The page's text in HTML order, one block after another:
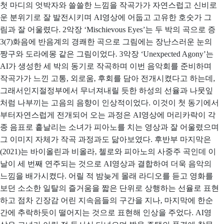
첫 마디의 엇박자와 쓸쓸한 느낌을 작곡가가 자연스럽고 신비로
운 분위기로 잘 발전시키며 AI영상에 어둡고 고유한 호숫가 그
림과 잘 어울렸다. 2악장 ‘Mischievous Eyes’는 두 박의 곡으로 증
3(7)화음에 반음계의 경쾌한 곡으로 그림에는 장난스러운 눈의
짱구와 도라에몽 같은 그림이었다. 3악장 ‘Unexpected Agony’는
AI가 생성한 세 박의 동기로 작곡하며 이번 음악회를 준비하며
작곡가가 느낀 고통, 외로움, 후회를 담아 전개시켰다고 하는데,
그래서인지절정부에서 무너져내릴 듯한 하성의 선율과 나뭇잎
처럼 나부끼는 고음의 음향이 인상적이었다. 이것이 첫 동기에서
부터자연스럽게 전개되어 오는 과정은 AI영상에 머리카락이 각
종 음표로 흩날리는 소녀가 피아노를 치는 영상과 잘 어울렸으며
그 이미지 자체가 작곡 과정과도 닮아보였다. 후반부 마지막은
(2021)는 바이올린과 비올라, 첼로와 피아노의 사중주 곡인데 이
날이 세 번째 연주되는 것으로 AI영상과 결합하여 더욱 음악의
느낌을 배가시켰다. 어릴 적 밤늦게 몰래 라디오를 듣고 영화를
보던 소소한 일탈의 즐거움을 짧은 단위로 상행하는 선율로 표현
하고 점차 긴장감 어린 지속음들의 구간을 지나, 마지막에 한순
간에 추락하듯이 떨어지는 것으로 표현해 인상을 주었다. AI영